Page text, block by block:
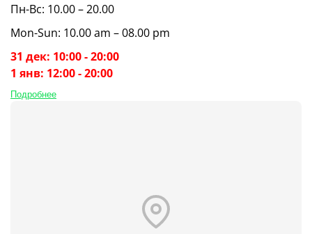
Пн-Вс: 10.00 – 20.00
Mon-Sun: 10.00 am – 08.00 pm
31 дек: 10:00 - 20:00
1 янв: 12:00 - 20:00
Подробнее